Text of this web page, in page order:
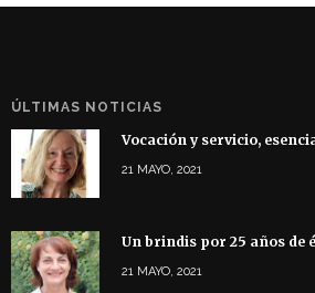
ÚLTIMAS NOTICIAS
Vocación y servicio,
21 MAYO, 2021
Un brindis por 25 años de
21 MAYO, 2021